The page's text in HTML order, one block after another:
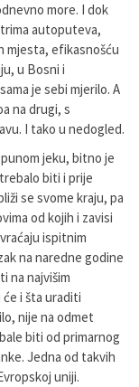
more. I dok
autoputeva,
mjesta, efikasnošću
u Bosni i
je sebi mjerilo. A
na drugi, s
I tako u nedogled.
jeku, bitno je
biti i prije
se svome kraju, pa
od kojih i zavisi
ispitnim
na naredne godine
na najvišim
će i šta uraditi
nije na odmet
biti od primarnog
Jedna od takvih
uniji.